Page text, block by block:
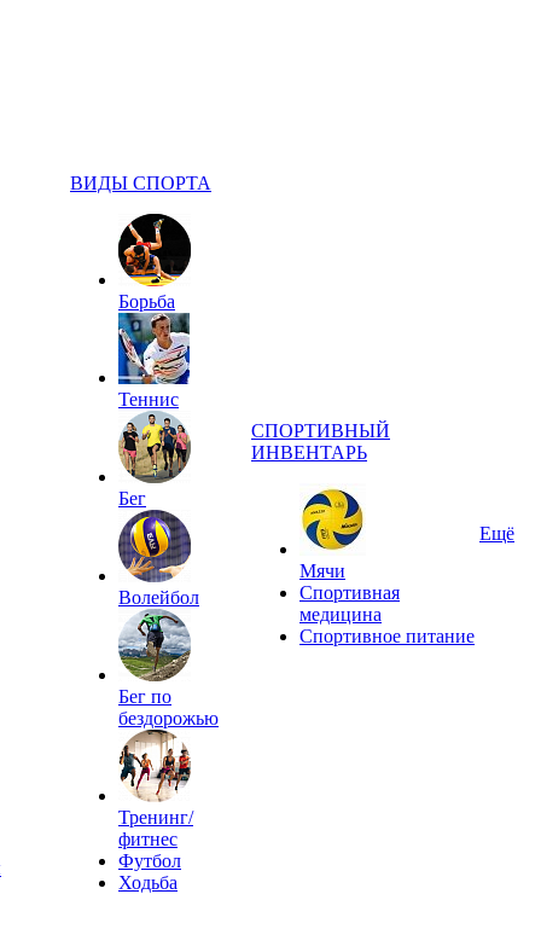
ВИДЫ СПОРТА
Борьба
Теннис
Бег
Волейбол
Бег по
бездорожью
Тренинг/
фитнес
Футбол
Ходьба
СПОРТИВНЫЙ
ИНВЕНТАРЬ
Мячи
Спортивная
медицина
Спортивное питание
Ещё